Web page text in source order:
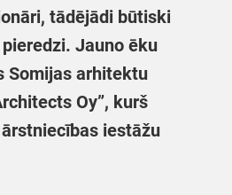
tādējādi būtiski
Jauno ēku
Somijas arhitektu
Oy”, kurš
iestāžu